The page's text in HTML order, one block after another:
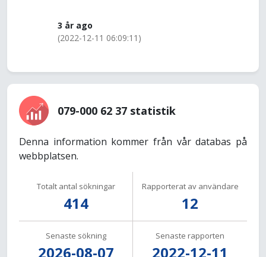
3 år ago
(2022-12-11 06:09:11)
079-000 62 37 statistik
Denna information kommer från vår databas på
webbplatsen.
Totalt antal sökningar
414
Rapporterat av användare
12
Senaste sökning
2026-08-07
Senaste rapporten
2022-12-11